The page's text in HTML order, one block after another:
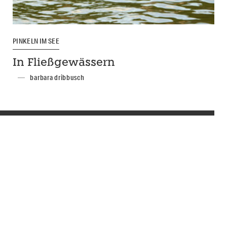
PINKELN IM SEE
In Fließgewässern
barbara dribbusch